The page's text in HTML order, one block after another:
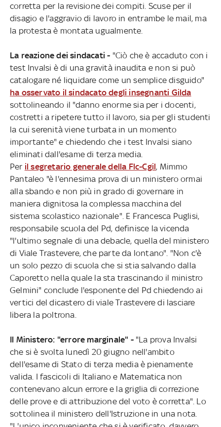
corretta per la revisione dei compiti. Scuse per il
disagio e l'aggravio di lavoro in entrambe le mail, ma
la protesta è montata ugualmente.
La reazione dei sindacati - "Ciò che è accaduto con i
test Invalsi è di una gravità inaudita e non si può
catalogare né liquidare come un semplice disguido"
ha osservato il sindacato degli insegnanti Gilda
sottolineando il "danno enorme sia per i docenti,
costretti a ripetere tutto il lavoro, sia per gli studenti
la cui serenità viene turbata in un momento
importante" e chiedendo che i test Invalsi siano
eliminati dall'esame di terza media.
Per il segretario generale della Flc-Cgil, Mimmo
Pantaleo "è l'ennesima prova di un ministero ormai
alla sbando e non più in grado di governare in
maniera dignitosa la complessa macchina del
sistema scolastico nazionale". E Francesca Puglisi,
responsabile scuola del Pd, definisce la vicenda
"l'ultimo segnale di una debacle, quella del ministero
di Viale Trastevere, che parte da lontano". "Non c'è
un solo pezzo di scuola che si stia salvando dalla
Caporetto nella quale la sta trascinando il ministro
Gelmini" conclude l'esponente del Pd chiedendo ai
vertici del dicastero di viale Trastevere di lasciare
libera la poltrona.
Il Ministero: "errore marginale" -"La prova Invalsi
che si è svolta lunedì 20 giugno nell'ambito
dell'esame di Stato di terza media è pienamente
valida. I fascicoli di Italiano e Matematica non
contenevano alcun errore e la griglia di correzione
delle prove e di attribuzione del voto è corretta". Lo
sottolinea il ministero dell'Istruzione in una nota.